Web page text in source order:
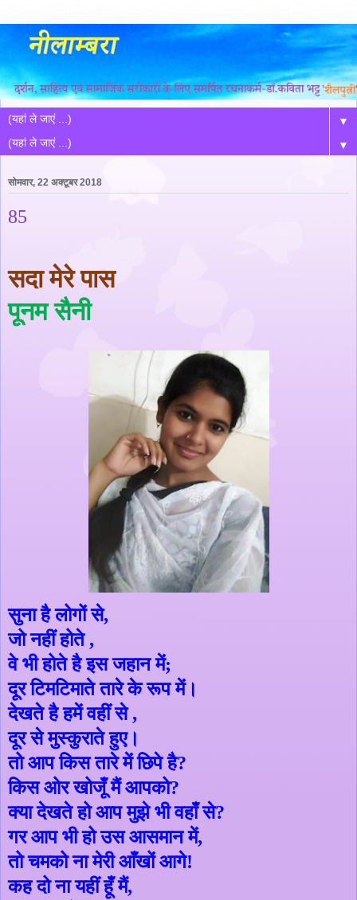
▼
▼
सोमवार, 22 अक्टूबर 2018
85
सदा मेरे पास
पूनम सैनी
सुना है लोगों से,
जो नहीं होते ,
वे भी होते है इस जहान में;
दूर टिमटिमाते तारे के रूप में।
देखते है हमें वहीं से ,
दूर से मुस्कुराते हुए।
तो आप किस तारे में छिपे है?
किस ओर खोजूँ मैं आपको?
क्या देखते हो आप मुझे भी वहाँ से?
गर आप भी हो उस आसमान में,
तो चमको ना मेरी आँखों आगे!
कह दो ना यहीं हूँ मैं,